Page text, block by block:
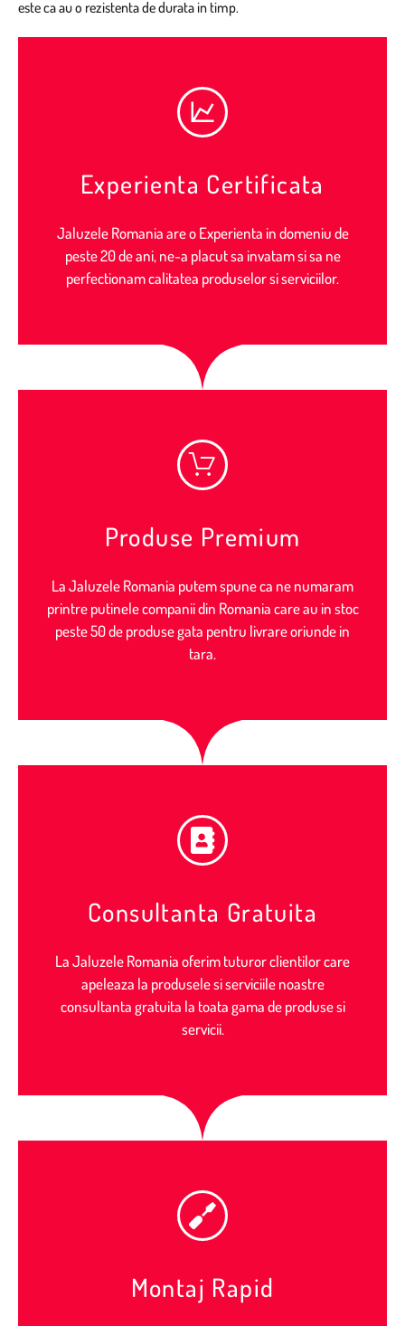
este ca au o rezistenta de durata in timp.
Experienta Certificata
Jaluzele Romania are o Experienta in domeniu de
peste 20 de ani, ne-a placut sa invatam si sa ne
perfectionam calitatea produselor si serviciilor.
Produse Premium
La Jaluzele Romania putem spune ca ne numaram
printre putinele companii din Romania care au in stoc
peste 50 de produse gata pentru livrare oriunde in
tara.
Consultanta Gratuita
La Jaluzele Romania oferim tuturor clientilor care
apeleaza la produsele si serviciile noastre
consultanta gratuita la toata gama de produse si
servicii.
Montaj Rapid